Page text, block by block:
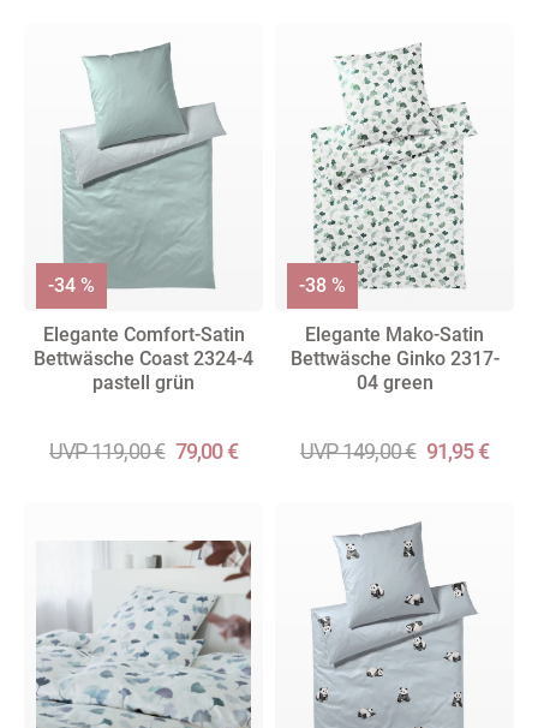
Elegante Comfort-Satin
Bettwäsche Coast 2324-4
pastell grün
UVP 119,00 € 79,00 €
-34 %
Elegante Mako-Satin
Bettwäsche Ginko 2317-
04 green
UVP 149,00 € 91,95 €
-38 %